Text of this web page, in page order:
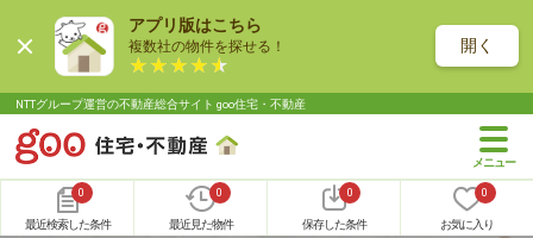
アプリ版はこちら
複数社の物件を探せる！ 開く
NTTグループ運営の不動産総合サイト goo住宅・不動産
0
最近検索した条件
0
最近見た物件
0
保存した条件
0
お気に入り